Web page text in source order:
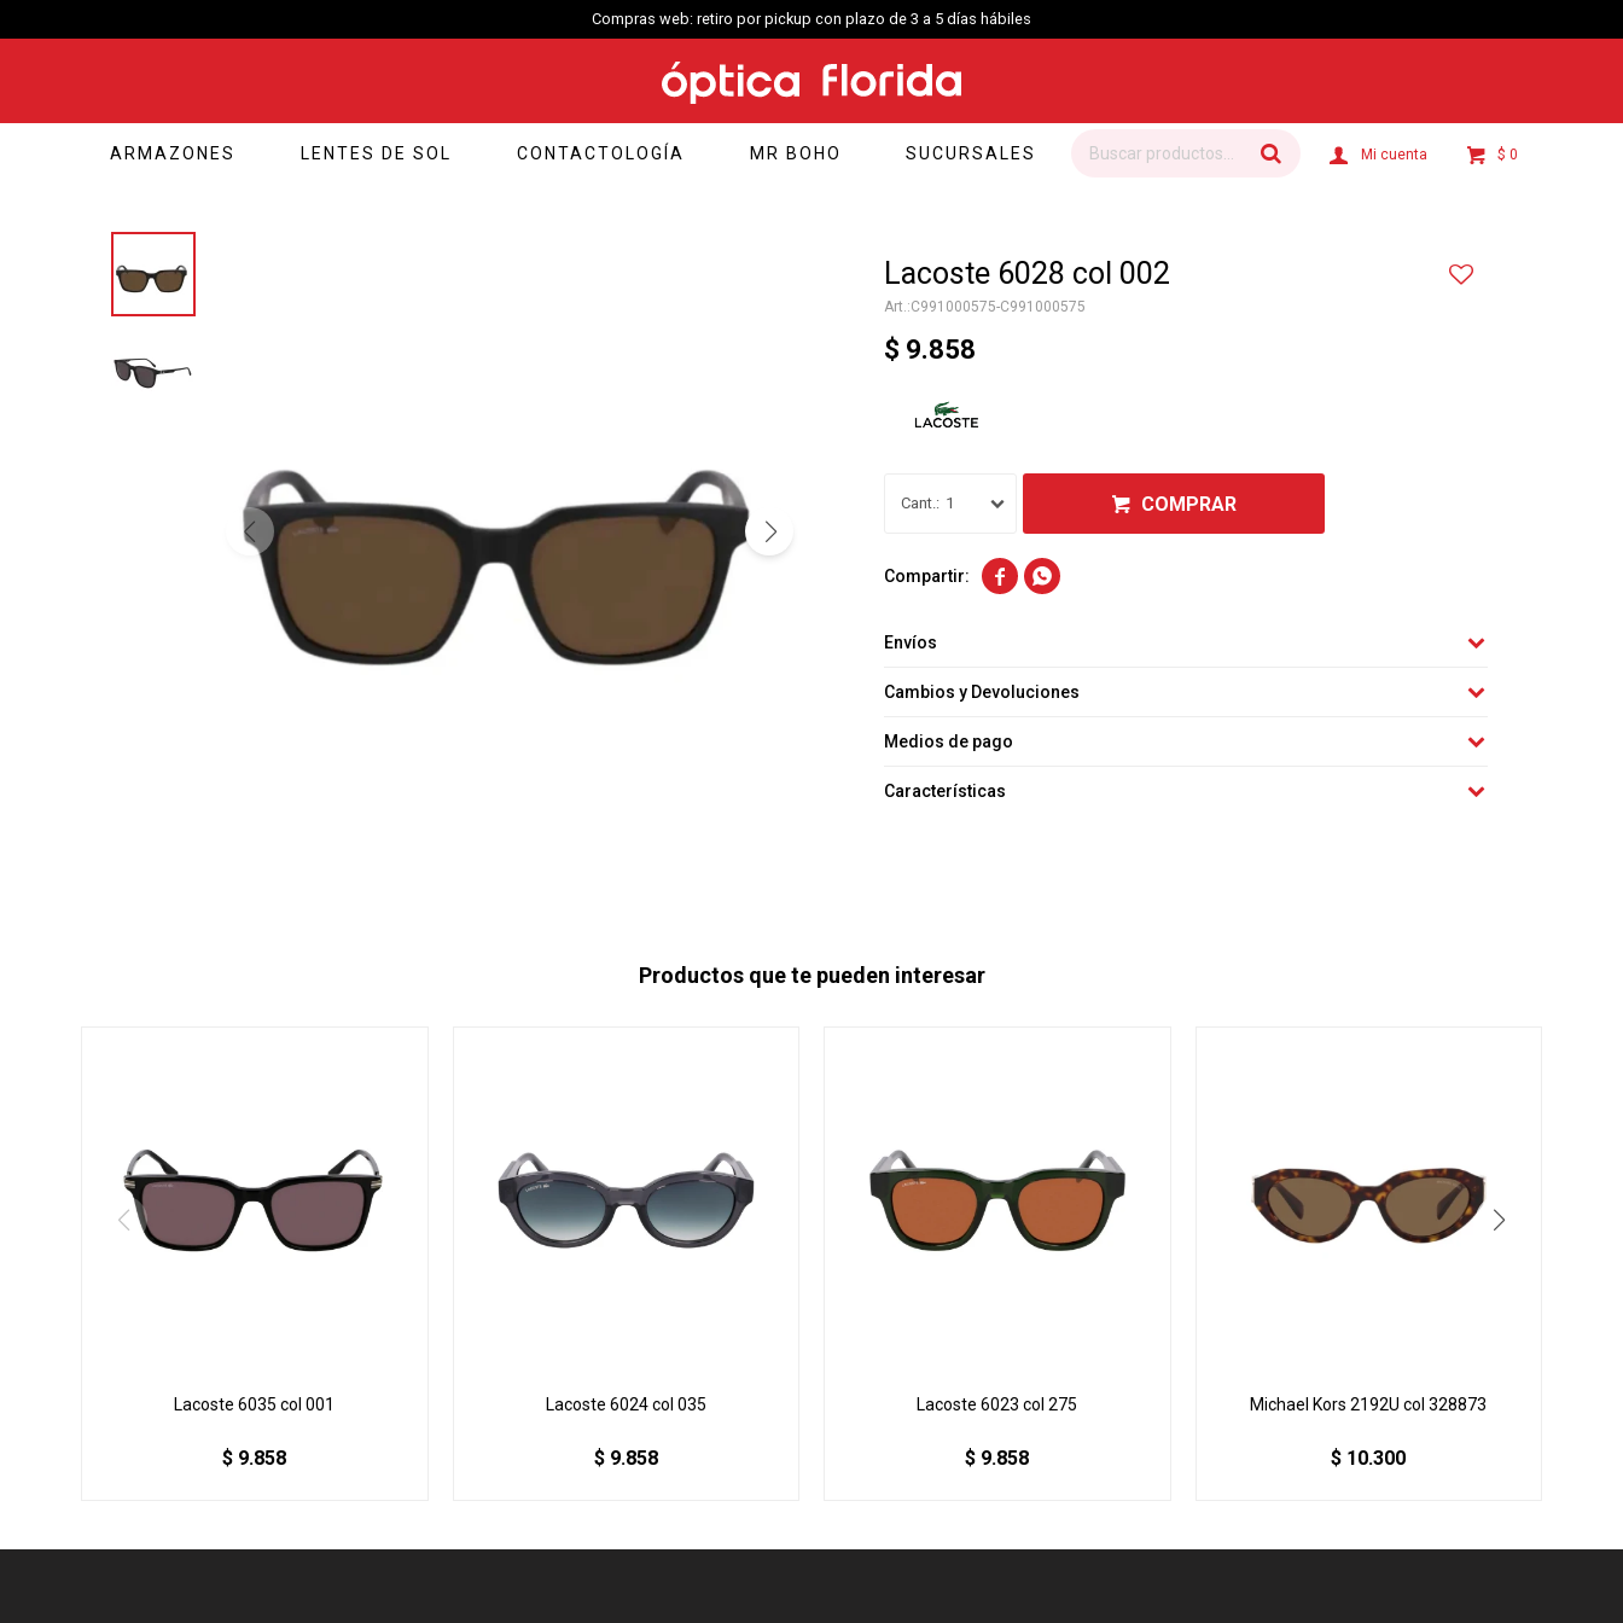
Compras web: retiro por pickup con plazo de 3 a 5 días hábiles
ARMAZONES LENTES DE SOL CONTACTOLOGÍA MR BOHO SUCURSALES $ 0
Lacoste 6028 col 002
C991000575-C991000575
$ 9.858
1 COMPRAR
 
Envíos
Cambios y Devoluciones
Medios de pago
Características
Productos que te pueden interesar
Lacoste 6035 col 001
$ 9.858
Lacoste 6024 col 035
$ 9.858
Lacoste 6023 col 275
$ 9.858
Michael Kors 2192U col 328873
$ 10.300